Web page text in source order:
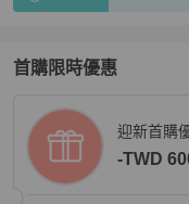
首購限時優惠
迎新首購
-TWD